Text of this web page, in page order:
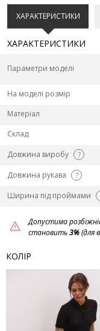
ХАРАКТЕРИСТИКИ
ХАРАКТЕРИСТИКИ
Параметри моделі
На моделі розмір
Матеріал
Склад
Довжина виробу
?
Довжина рукава
?
Ширина під проймами
Допустима
становить3%(для
КОЛІР